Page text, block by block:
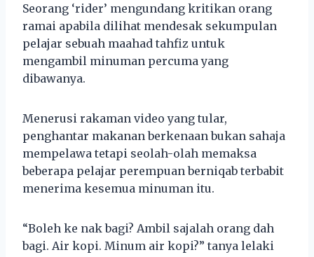
Seorang ‘rider’ mengundang kritikan orang
ramai apabila dilihat mendesak sekumpulan
pelajar sebuah maahad tahfiz untuk
mengambil minuman percuma yang
dibawanya.
Menerusi rakaman video yang tular,
penghantar makanan berkenaan bukan sahaja
mempelawa tetapi seolah-olah memaksa
beberapa pelajar perempuan berniqab terbabit
menerima kesemua minuman itu.
“Boleh ke nak bagi? Ambil sajalah orang dah
bagi. Air kopi. Minum air kopi?” tanya lelaki